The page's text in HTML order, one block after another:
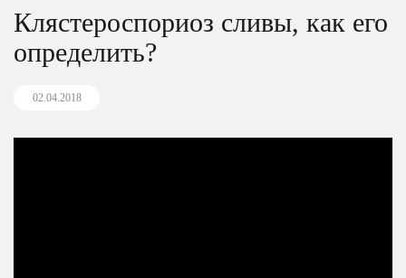
Клястероспориоз сливы, как его
определить?
02.04.2018